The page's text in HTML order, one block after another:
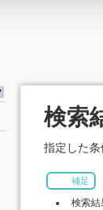
検索
指定した条
補足
検索結